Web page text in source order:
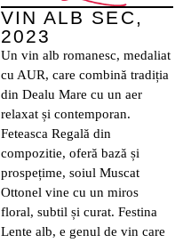
VIN ALB SEC,
2023
Un vin alb romanesc, medaliat
cu AUR, care combină tradiția
din Dealu Mare cu un aer
relaxat și contemporan.
Feteasca Regală din
compozitie, oferă bază și
prospețime, soiul Muscat
Ottonel vine cu un miros
floral, subtil și curat. Festina
Lente alb, e genul de vin care